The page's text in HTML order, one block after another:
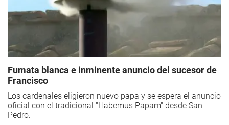
Fumata blanca e inminente anuncio del sucesor de
Francisco
Los cardenales eligieron nuevo papa y se espera el anuncio
oficial con el tradicional "Habemus Papam" desde San
Pedro.